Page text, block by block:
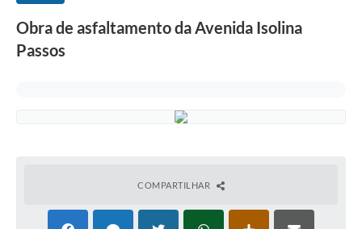
Obra de asfaltamento da Avenida Isolina
Passos
COMPARTILHAR